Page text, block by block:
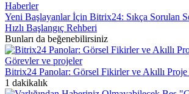
Haberler
Yeni Başlayanlar İçin Bitrix24: Sıkça Sorulan
Hızlı Başlangıç Rehberi
Bunları da beğenebilirsiniz
Görevler ve projeler
Bitrix24 Panolar: Görsel Fikirler ve Akıllı
1 dakikalık